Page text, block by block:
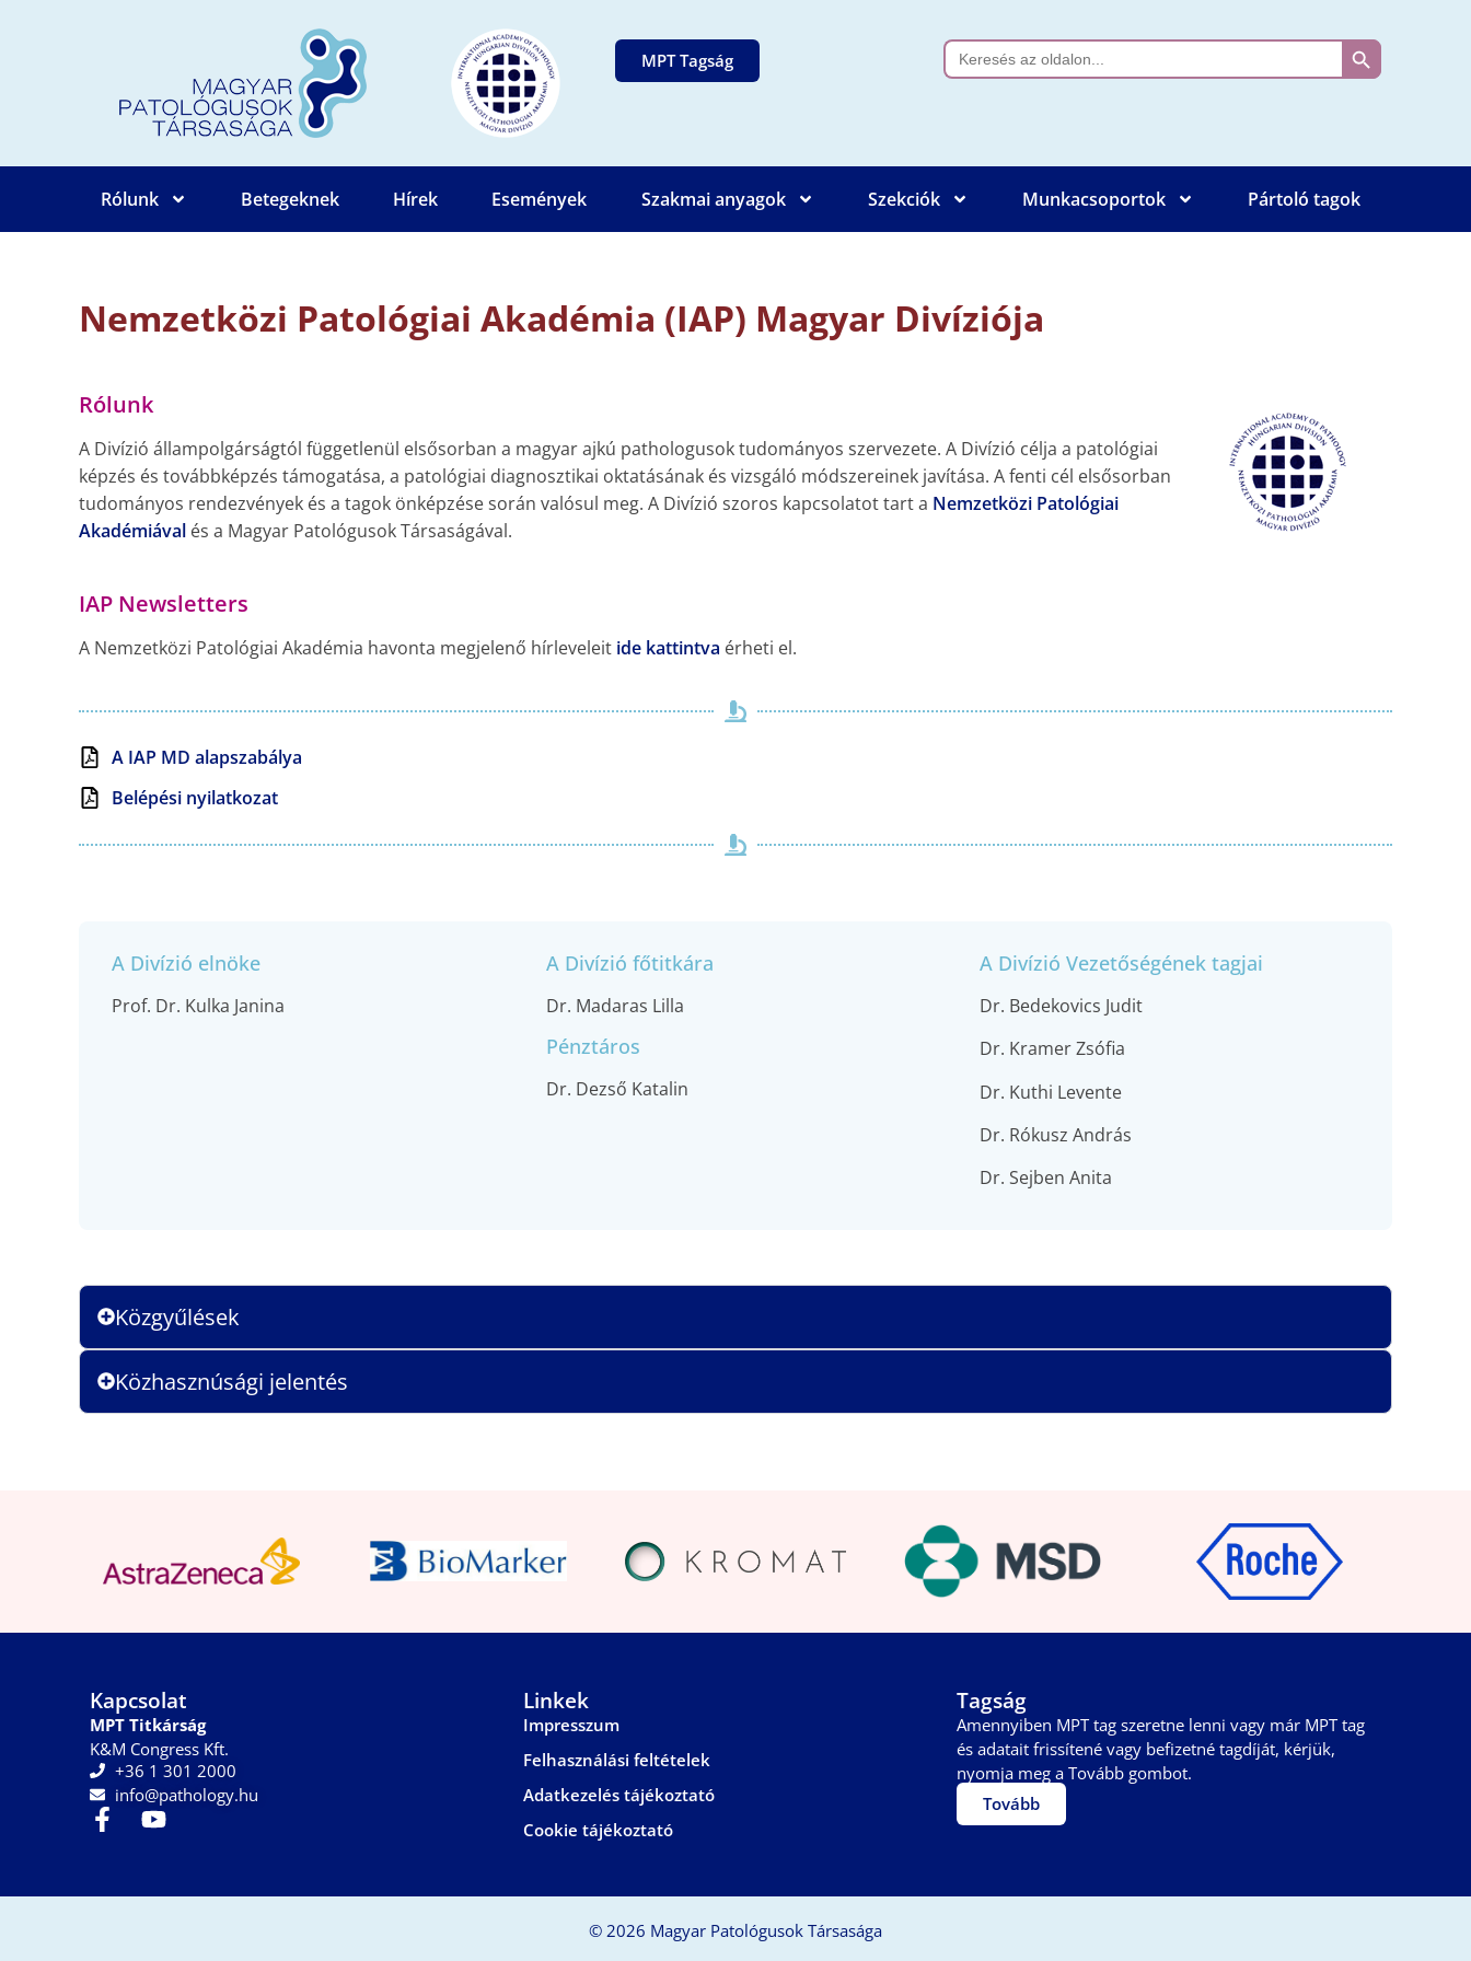
MPT Tagság
Search
for:
Search Button
Rólunk Betegeknek Hírek Események Szakmai anyagok Szekciók Munkacsoportok Pártoló tagok
Nemzetközi Patológiai Akadémia (IAP) Magyar Divíziója
Rólunk
A Divízió állampolgárságtól függetlenül elsősorban a magyar ajkú pathologusok tudományos szervezete. A Divízió célja a patológiai
képzés és továbbképzés támogatása, a patológiai diagnosztikai oktatásának és vizsgáló módszereinek javítása. A fenti cél elsősorban
tudományos rendezvények és a tagok önképzése során valósul meg. A Divízió szoros kapcsolatot tart a Nemzetközi Patológiai
Akadémiával és a Magyar Patológusok Társaságával.
IAP Newsletters
A Nemzetközi Patológiai Akadémia havonta megjelenő hírleveleit ide kattintva érheti el.
A IAP MD alapszabálya
Belépési nyilatkozat
A Divízió elnöke
Prof. Dr. Kulka Janina
A Divízió főtitkára
Dr. Madaras Lilla
Pénztáros
Dr. Dezső Katalin
A Divízió Vezetőségének tagjai
Dr. Bedekovics Judit
Dr. Kramer Zsófia
Dr. Kuthi Levente
Dr. Rókusz András
Dr. Sejben Anita
Közgyűlések
Közhasznúsági jelentés
Kapcsolat
MPT Titkárság
K&M Congress Kft.
+36 1 301 2000
info@pathology.hu
Linkek
Impresszum
Felhasználási feltételek
Adatkezelés tájékoztató
Cookie tájékoztató
Tagság
Amennyiben MPT tag szeretne lenni vagy már MPT tag
és adatait frissítené vagy befizetné tagdíját, kérjük,
nyomja meg a Tovább gombot.
Tovább
© 2026 Magyar Patológusok Társasága